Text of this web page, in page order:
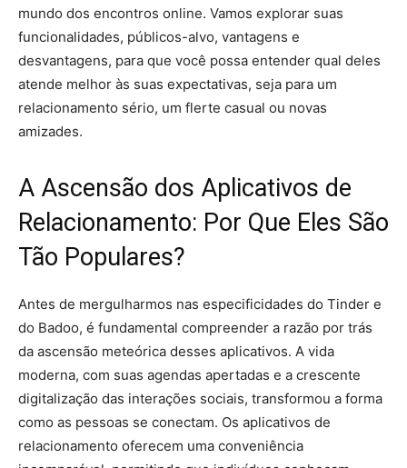
mundo dos encontros online. Vamos explorar suas
funcionalidades, públicos-alvo, vantagens e
desvantagens, para que você possa entender qual deles
atende melhor às suas expectativas, seja para um
relacionamento sério, um flerte casual ou novas
amizades.
A Ascensão dos Aplicativos de
Relacionamento: Por Que Eles São
Tão Populares?
Antes de mergulharmos nas especificidades do Tinder e
do Badoo, é fundamental compreender a razão por trás
da ascensão meteórica desses aplicativos. A vida
moderna, com suas agendas apertadas e a crescente
digitalização das interações sociais, transformou a forma
como as pessoas se conectam. Os aplicativos de
relacionamento oferecem uma conveniência